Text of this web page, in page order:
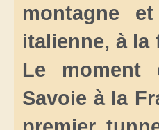
montagne
italienne, à la
Le moment
Savoie à la